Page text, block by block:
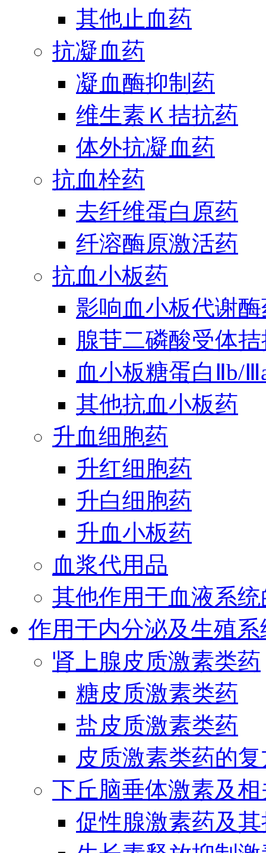
其他止血药
抗凝血药
凝血酶抑制药
维生素Ｋ拮抗药
体外抗凝血药
抗血栓药
去纤维蛋白原药
纤溶酶原激活药
抗血小板药
影响血小板代谢
腺苷二磷酸受体
血小板糖蛋白Ⅱb/
其他抗血小板药
升血细胞药
升红细胞药
升白细胞药
升血小板药
血浆代用品
其他作用于血液系
作用于内分泌及生殖
肾上腺皮质激素类药
糖皮质激素类药
盐皮质激素类药
皮质激素类药的
下丘脑垂体激素及
促性腺激素药及